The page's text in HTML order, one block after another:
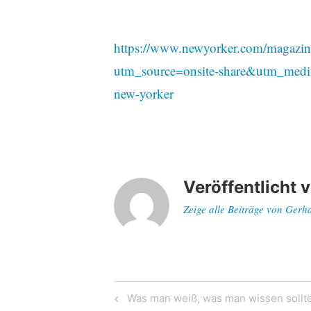
https://www.newyorker.com/
utm_source=onsite-
new-yorker
Veröffentlicht
Zeige alle Beiträge von
Previous
Was man weiß, was man wissen